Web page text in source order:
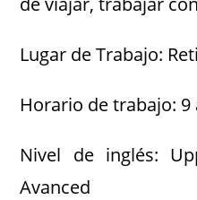
Lugar de Trabajo:
Horario de trabajo: 9
Nivel de inglés:
Avanced